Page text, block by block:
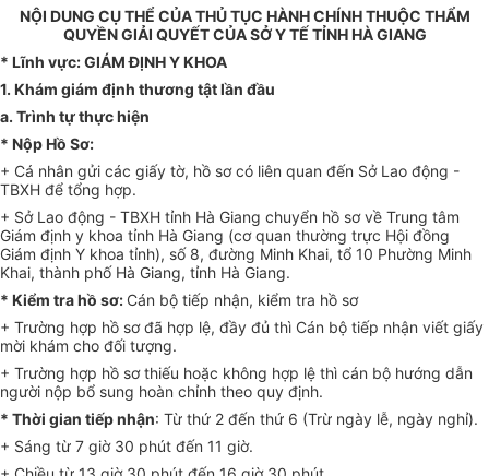
NỘI DUNG CỤ THỂ CỦA THỦ TỤC HÀNH CHÍNH THUỘC THẨM
QUYỀN GIẢI QUYẾT CỦA SỞ Y TẾ TỈNH HÀ GIANG
* Lĩnh vực: GIÁM ĐỊNH Y KHOA
1. Khám giám định thương tật lần đầu
a. Trình tự thực hiện
* Nộp Hồ Sơ:
+ Cá nhân gửi các giấy tờ, hồ sơ có liên quan đến Sở Lao động -
TBXH để tổng hợp.
+ Sở Lao động - TBXH tỉnh Hà Giang chuyển hồ sơ về Trung tâm
Giám định y khoa tỉnh Hà Giang (cơ quan thường trực Hội đồng
Giám định Y khoa tỉnh), số 8, đường Minh Khai, tổ 10 Phường Minh
Khai, thành phố Hà Giang, tỉnh Hà Giang.
* Kiểm tra hồ sơ: Cán bộ tiếp nhận, kiểm tra hồ sơ
+ Trường hợp hồ sơ đã hợp lệ, đầy đủ thì Cán bộ tiếp nhận viết giấy
mời khám cho đối tượng.
+ Trường hợp hồ sơ thiếu hoặc không hợp lệ thì cán bộ hướng dẫn
người nộp bổ sung hoàn chỉnh theo quy định.
* Thời gian tiếp nhận: Từ thứ 2 đến thứ 6 (Trừ ngày lễ, ngày nghỉ).
+ Sáng từ 7 giờ 30 phút đến 11 giờ.